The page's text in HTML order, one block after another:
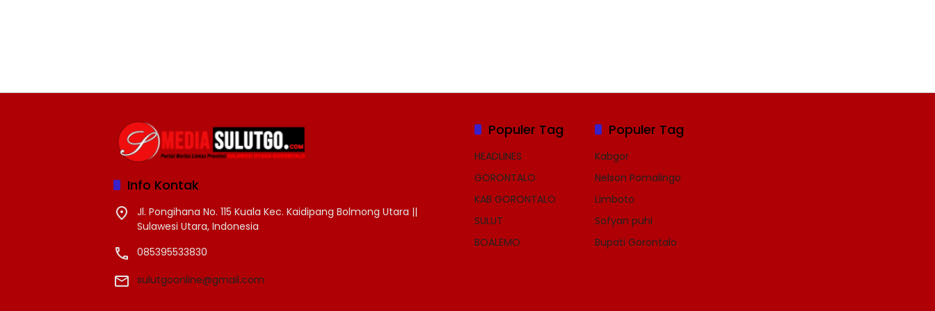
Info Kontak
Jl. Pongihana No. 115 Kuala Kec. Kaidipang Bolmong Utara ||
Sulawesi Utara, Indonesia
085395533830
sulutgoonline@gmail.com
Populer Tag
HEADLINES
GORONTALO
KAB GORONTALO
SULUT
BOALEMO
Populer Tag
Kabgor
Nelson Pomalingo
Limboto
Sofyan puhi
Bupati Gorontalo